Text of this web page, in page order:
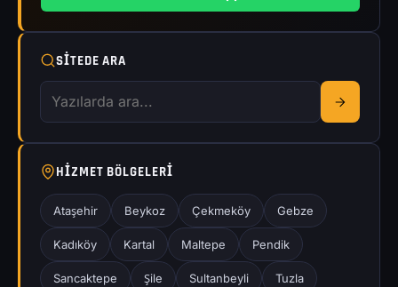
SITEDE ARA
HIZMET BÖLGELERI
Ataşehir Beykoz Çekmeköy Gebze
Kadıköy Kartal Maltepe Pendik
Sancaktepe Şile Sultanbeyli Tuzla